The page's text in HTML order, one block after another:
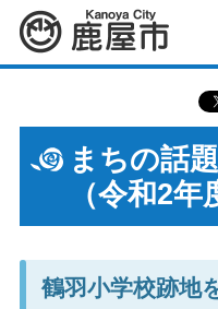
鹿屋市
まちの話
（令和2年
鶴羽小学校跡地